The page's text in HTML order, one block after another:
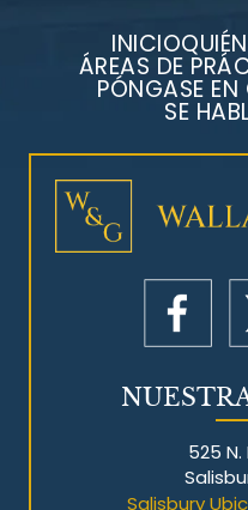
INICIO
ÁREAS DE
PÓNGASE
SE
525
Salisbury